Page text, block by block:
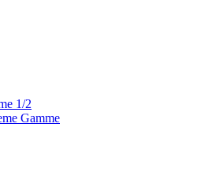
1/2
Gamme